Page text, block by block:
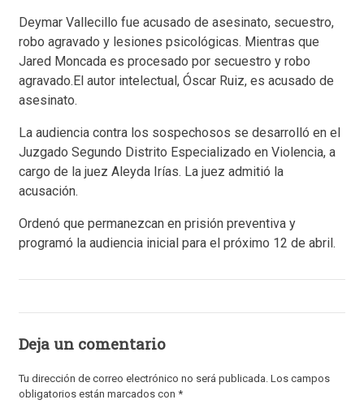
Deymar Vallecillo fue acusado de asesinato, secuestro,
robo agravado y lesiones psicológicas. Mientras que
Jared Moncada es procesado por secuestro y robo
agravado.El autor intelectual, Óscar Ruiz, es acusado de
asesinato.
La audiencia contra los sospechosos se desarrolló en el
Juzgado Segundo Distrito Especializado en Violencia, a
cargo de la juez Aleyda Irías. La juez admitió la
acusación.
Ordenó que permanezcan en prisión preventiva y
programó la audiencia inicial para el próximo 12 de abril.
Deja un comentario
Tu dirección de correo electrónico no será publicada. Los campos
obligatorios están marcados con *